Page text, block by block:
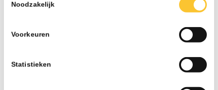
Noodzakelijk
Voorkeuren
Statistieken
07-26 - 08:10
minimumloon per 1 juli
Nieuwsbrief week 24 Subsidie Praktijkleren &